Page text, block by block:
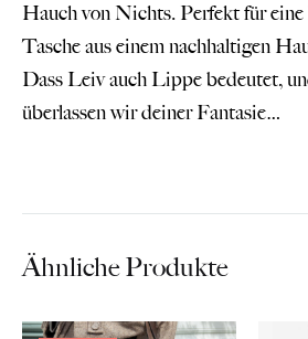
Hauch von Nichts. Perfekt für eine
Tasche aus einem nachhaltigen
Dass Leiv auch Lippe bedeutet,
überlassen wir deiner Fantasie…
Ähnliche Produkte